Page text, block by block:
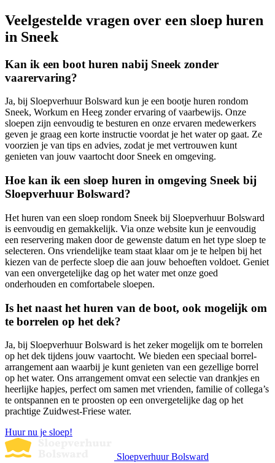
Veelgestelde vragen over een sloep huren
in Sneek
Kan ik een boot huren nabij Sneek zonder
vaarervaring?
Ja, bij Sloepverhuur Bolsward kun je een bootje huren rondom
Sneek, Workum en Heeg zonder ervaring of vaarbewijs. Onze
sloepen zijn eenvoudig te besturen en onze ervaren medewerkers
geven je graag een korte instructie voordat je het water op gaat. Ze
voorzien je van tips en advies, zodat je met vertrouwen kunt
genieten van jouw vaartocht door Sneek en omgeving.
Hoe kan ik een sloep huren in omgeving Sneek bij
Sloepverhuur Bolsward?
Het huren van een sloep rondom Sneek bij Sloepverhuur Bolsward
is eenvoudig en gemakkelijk. Via onze website kun je eenvoudig
een reservering maken door de gewenste datum en het type sloep te
selecteren. Ons vriendelijke team staat klaar om je te helpen bij het
kiezen van de perfecte sloep die aan jouw behoeften voldoet. Geniet
van een onvergetelijke dag op het water met onze goed
onderhouden en comfortabele sloepen.
Is het naast het huren van de boot, ook mogelijk om
te borrelen op het dek?
Ja, bij Sloepverhuur Bolsward is het zeker mogelijk om te borrelen
op het dek tijdens jouw vaartocht. We bieden een speciaal borrel-
arrangement aan waarbij je kunt genieten van een gezellige borrel
op het water. Ons arrangement omvat een selectie van drankjes en
heerlijke hapjes, perfect om samen met vrienden, familie of collega’s
te ontspannen en te proosten op een onvergetelijke dag op het
prachtige Zuidwest-Friese water.
Huur nu je sloep!
Sloepverhuur Bolsward